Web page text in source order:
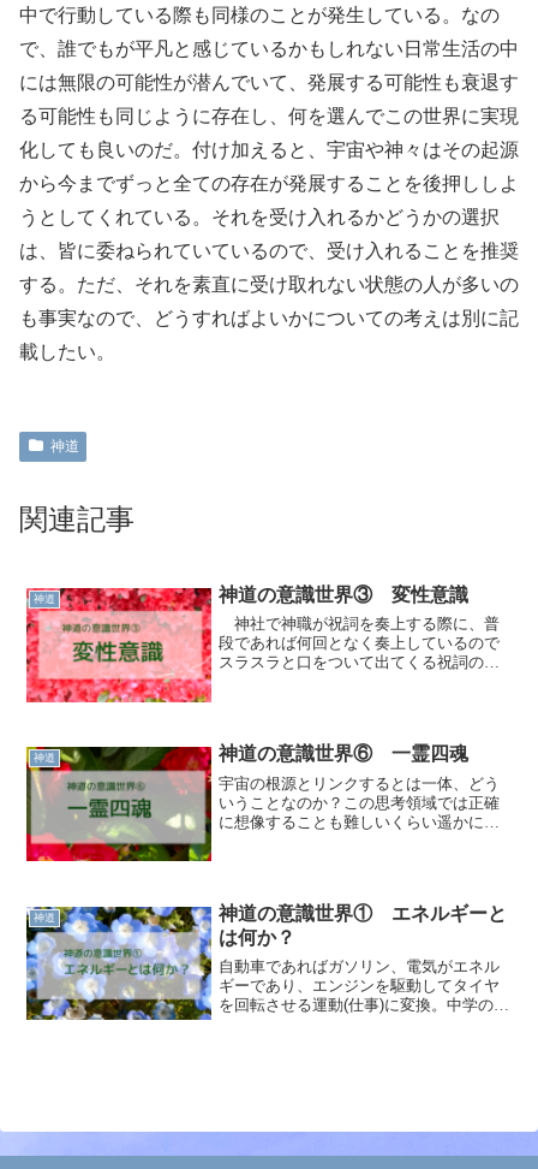
中で行動している際も同様のことが発生している。なの
で、誰でもが平凡と感じているかもしれない日常生活の中
には無限の可能性が潜んでいて、発展する可能性も衰退す
る可能性も同じように存在し、何を選んでこの世界に実現
化しても良いのだ。付け加えると、宇宙や神々はその起源
から今までずっと全ての存在が発展することを後押ししよ
うとしてくれている。それを受け入れるかどうかの選択
は、皆に委ねられていているので、受け入れることを推奨
する。ただ、それを素直に受け取れない状態の人が多いの
も事実なので、どうすればよいかについての考えは別に記
載したい。
神道
関連記事
神道 神道の意識世界③ 変性意識
神社で神職が祝詞を奏上する際に、普
段であれば何回となく奏上しているので
スラスラと口をついて出てくる祝詞の内
神道 神道の意識世界⑥ 一霊四魂
宇宙の根源とリンクするとは一体、どう
いうことなのか？この思考領域では正確
に想像することも難しいくらい遥かに広
で、思考領域の常識では説明がつかない
状態を体験できる可能性があります。
神道
神道の意識世界① エネルギーと
は何か？
自動車であればガソリン、電気がエネル
ギーであり、エンジンを駆動してタイヤ
を回転させる運動(仕事)に変換。中学の物